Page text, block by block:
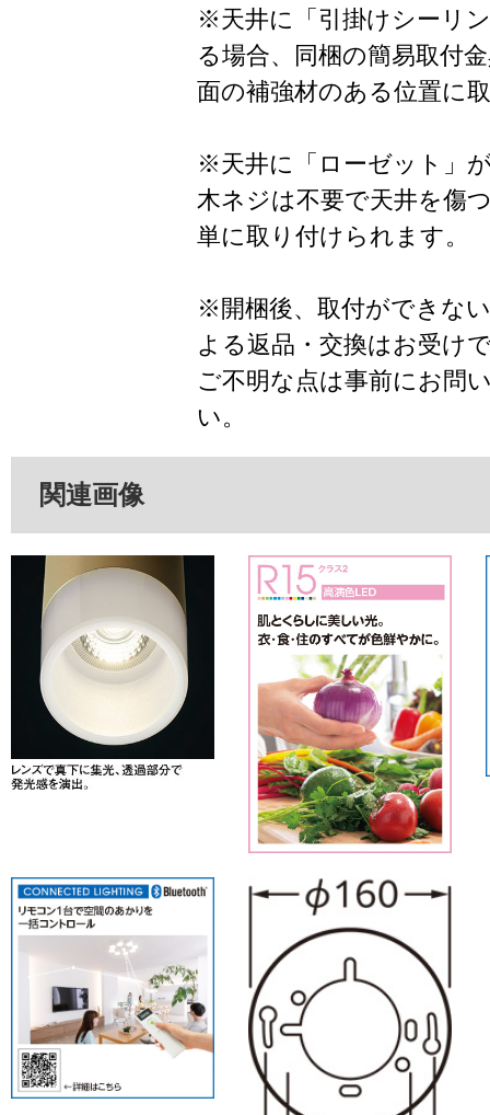
※天井に「引掛けシーリ
る場合、同梱の簡易取付
面の補強材のある位置に
※天井に「ローゼット」
木ネジは不要で天井を傷
単に取り付けられます。
※開梱後、取付ができな
よる返品・交換はお受け
ご不明な点は事前にお問
い。
関連画像